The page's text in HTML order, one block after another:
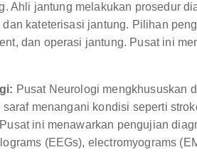
Ahli jantung melakukan prosedur
kateterisasi jantung. Pilihan
dan operasi jantung. Pusat ini
Pusat Neurologi mengkhususkan
menangani kondisi seperti
ini menawarkan pengujian
(EEGs), electromyograms